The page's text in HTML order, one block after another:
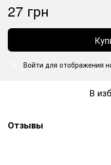
27 грн
Войти для отображения
В
Отзывы